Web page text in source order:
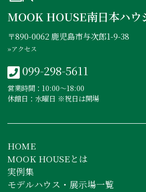
MOOK HOUSE南日本ハウ
〒890-0062 鹿児島市与次郎1-9-38
»アクセス
099-298-5611
営業時間：10:00〜18:00
休館日：水曜日 ※祝日は開場
HOME
MOOK HOUSEとは
実例集
モデルハウス・展示場一覧